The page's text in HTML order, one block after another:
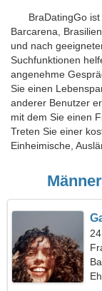
BraDatingGo
Barcarena,
und nach
Suchfunktionen
angenehme
Sie einen
anderer Benutzer
mit dem Sie einen
Treten Sie einer
Einheimische,